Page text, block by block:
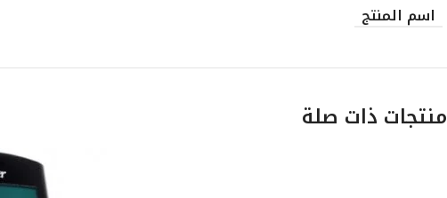
اسم المنتج
منتجات ذات صلة